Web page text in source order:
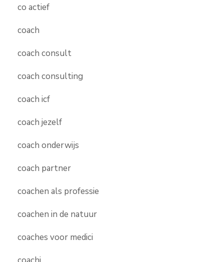
co actief
coach
coach consult
coach consulting
coach icf
coach jezelf
coach onderwijs
coach partner
coachen als professie
coachen in de natuur
coaches voor medici